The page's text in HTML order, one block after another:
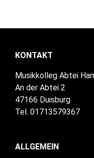
KONTAKT
Musikkolleg Abtei
An der Abtei 2
47166 Duisburg
Tel. 01713579367
ALLGEMEIN